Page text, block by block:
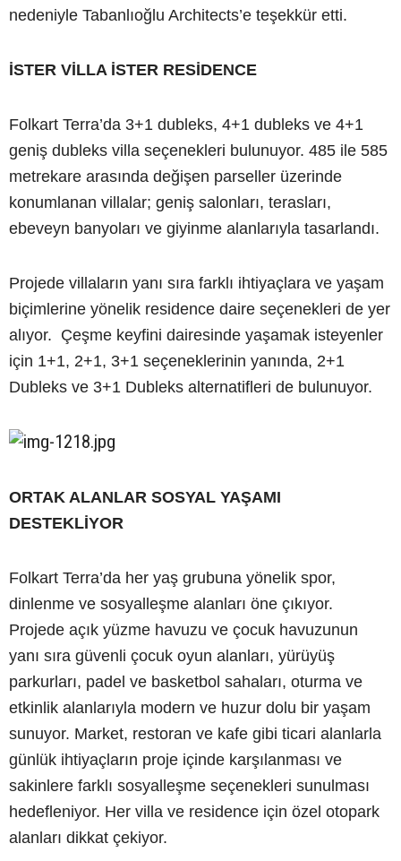
nedeniyle Tabanlıoğlu Architects’e teşekkür etti.
İSTER VİLLA İSTER RESİDENCE
Folkart Terra’da 3+1 dubleks, 4+1 dubleks ve 4+1
geniş dubleks villa seçenekleri bulunuyor. 485 ile 585
metrekare arasında değişen parseller üzerinde
konumlanan villalar; geniş salonları, terasları,
ebeveyn banyoları ve giyinme alanlarıyla tasarlandı.
Projede villaların yanı sıra farklı ihtiyaçlara ve yaşam
biçimlerine yönelik residence daire seçenekleri de yer
alıyor. Çeşme keyfini dairesinde yaşamak isteyenler
için 1+1, 2+1, 3+1 seçeneklerinin yanında, 2+1
Dubleks ve 3+1 Dubleks alternatifleri de bulunuyor.
ORTAK ALANLAR SOSYAL YAŞAMI
DESTEKLİYOR
Folkart Terra’da her yaş grubuna yönelik spor,
dinlenme ve sosyalleşme alanları öne çıkıyor.
Projede açık yüzme havuzu ve çocuk havuzunun
yanı sıra güvenli çocuk oyun alanları, yürüyüş
parkurları, padel ve basketbol sahaları, oturma ve
etkinlik alanlarıyla modern ve huzur dolu bir yaşam
sunuyor. Market, restoran ve kafe gibi ticari alanlarla
günlük ihtiyaçların proje içinde karşılanması ve
sakinlere farklı sosyalleşme seçenekleri sunulması
hedefleniyor. Her villa ve residence için özel otopark
alanları dikkat çekiyor.